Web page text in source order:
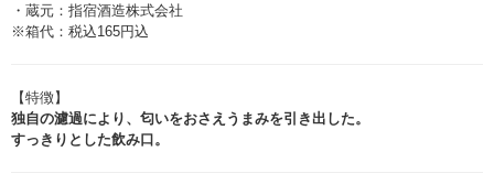
・蔵元：指宿酒造株式会社
※箱代：税込165円込
【特徴】
独自の濾過により、匂いをおさえうまみを引き出した。
すっきりとした飲み口。